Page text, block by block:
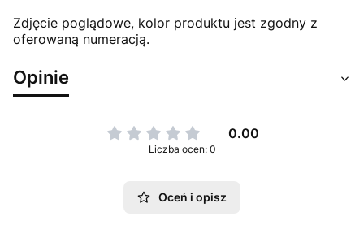
Zdjęcie poglądowe, kolor produktu jest zgodny z
oferowaną numeracją.
Opinie
0.00
Liczba ocen: 0
Oceń i opisz